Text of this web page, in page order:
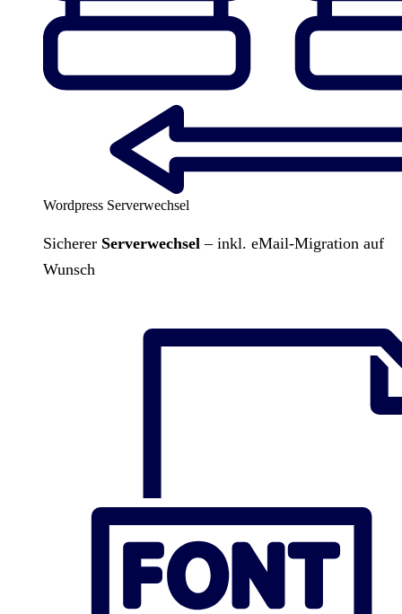
Wordpress Serverwechsel
Sicherer Serverwechsel – inkl. eMail-Migration auf
Wunsch